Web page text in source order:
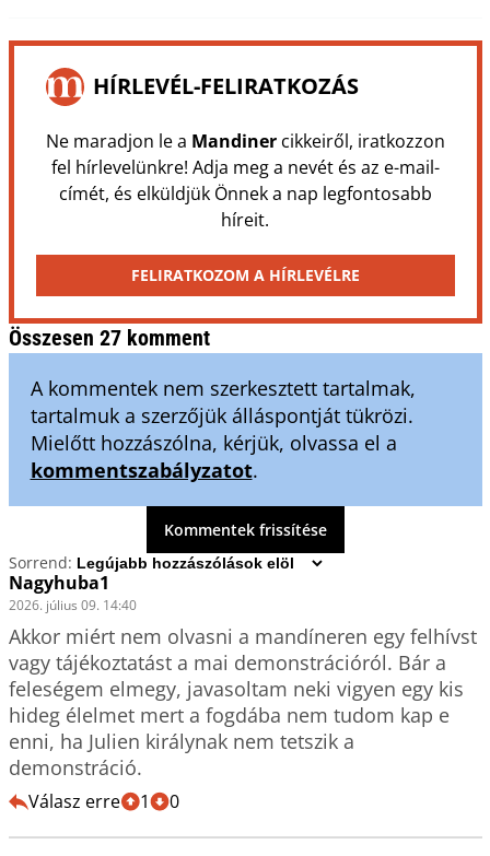
HÍRLEVÉL-FELIRATKOZÁS
Ne maradjon le a Mandinercikkeiről, iratkozzon
fel hírlevelünkre! Adja meg a nevét és az e-mail-
címét, és elküldjük Önnek a nap legfontosabb
híreit.
FELIRATKOZOM A HÍRLEVÉLRE
Összesen 27 komment
A kommentek nem szerkesztett tartalmak,
tartalmuk a szerzőjük álláspontját tükrözi.
Mielőtt hozzászólna, kérjük, olvassa el a
kommentszabályzatot.
Kommentek frissítése
Sorrend:
Nagyhuba1
2026. július 09. 14:40
Akkor miért nem olvasni a mandíneren egy felhívst
vagy tájékoztatást a mai demonstrációról. Bár a
feleségem elmegy, javasoltam neki vigyen egy kis
hideg élelmet mert a fogdába nem tudom kap e
enni, ha Julien királynak nem tetszik a
demonstráció.
Válasz erre 1 0